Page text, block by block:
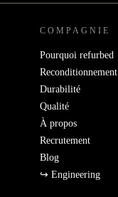
COMPAGNIE
Pourquoi refurbed
Reconditionnement
Durabilité
Qualité
À propos
Recrutement
Blog
↪ Engineering